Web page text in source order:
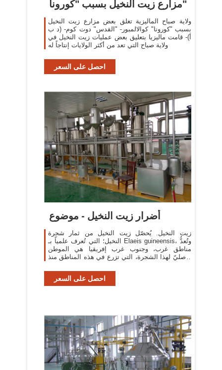
مزارع زيت النخيل بسبب "كورونا"
ولاية صباح الماليزية تغلق بعض مزارع زيت النخيل
بسبب "كورونا" كوالالمبور- "القدس" دوت كوم- (د ب
أ)- قامت ماليزيا بتعليق بعض عمليات زيت النخيل في
ولاية صباح التي تعد من أكثر الولايات إنتاجاً له
احصل على السعر
أضرار زيت النخيل - موضوع
زيت النخيل. يُحصّل زيت النخيل من ثمار شجرة
النخيل؛ التي تُعرف علمياً بـ Elaeis guineensis، وتُعدُّ
مناطق غرب، وجنوب غرب إفريقيا هي الموطن
الأصليّ لهذا الشجرة، التي تزرع في هذه المناطق منذ
احصل على السعر